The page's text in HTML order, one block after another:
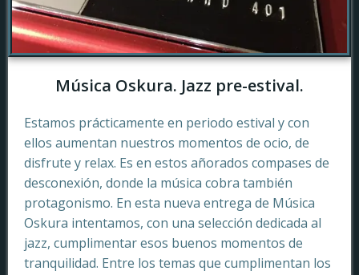
Música Oskura. Jazz pre-estival.
Estamos prácticamente en periodo estival y con
ellos aumentan nuestros momentos de ocio, de
disfrute y relax. Es en estos añorados compases de
desconexión, donde la música cobra también
protagonismo. En esta nueva entrega de Música
Oskura intentamos, con una selección dedicada al
jazz, cumplimentar esos buenos momentos de
tranquilidad. Entre los temas que cumplimentan los